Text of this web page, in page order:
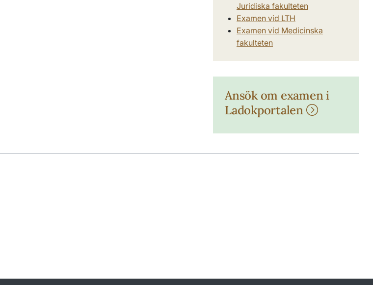
Juridiska fakulteten
Examen vid LTH
Examen vid Medicinska
fakulteten
Ansök om examen i
Ladokportalen